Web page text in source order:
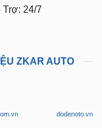
Trợ: 24/7
ZKAR AUTO
dodenoto.vn